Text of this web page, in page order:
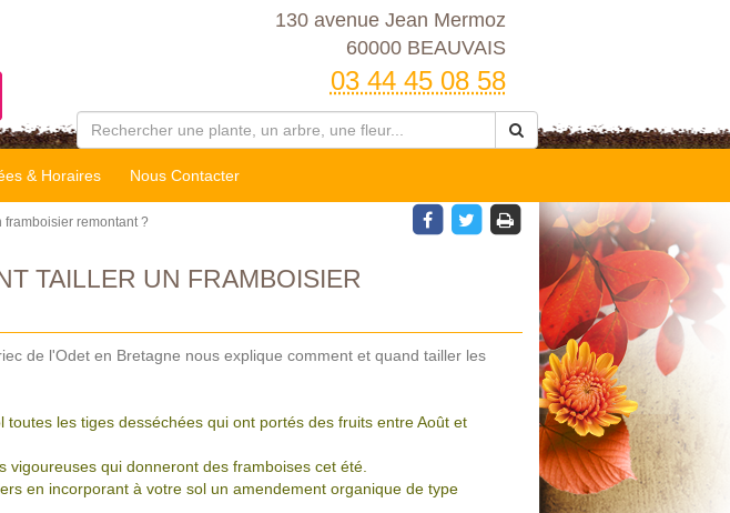
130 avenue Jean Mermoz
60000 BEAUVAIS
03 44 45 08 58
& Horaires Nous Contacter
framboisier remontant ?
TAILLER UN FRAMBOISIER
de l'Odet en Bretagne nous explique comment et quand tailler les
toutes les tiges desséchées qui ont portés des fruits entre Août et
vigoureuses qui donneront des framboises cet été.
en incorporant à votre sol un amendement organique de type